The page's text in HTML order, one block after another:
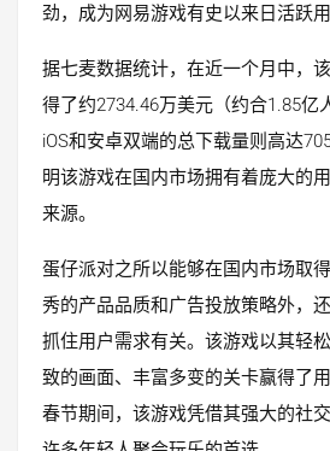
劲，成为网易游戏有史以来日活跃
据七麦数据统计，在近一个月中，
得了约2734.46万美元（约合1.85亿
iOS和安卓双端的总下载量则高达
明该游戏在国内市场拥有着庞大的
来源。
蛋仔派对之所以能够在国内市场取
秀的产品品质和广告投放策略外，
抓住用户需求有关。该游戏以其轻
致的画面、丰富多变的关卡赢得了
春节期间，该游戏凭借其强大的社